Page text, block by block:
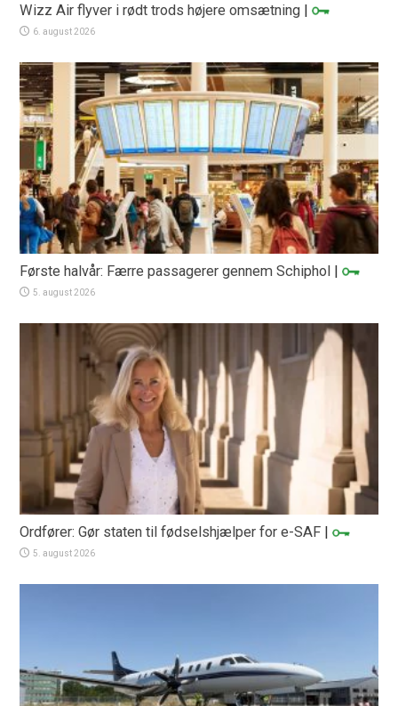
Wizz Air flyver i rødt trods højere omsætning |
6. august 2026
Første halvår: Færre passagerer gennem Schiphol |
5. august 2026
Ordfører: Gør staten til fødselshjælper for e-SAF |
5. august 2026